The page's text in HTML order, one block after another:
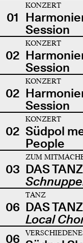
01
KONZERT
Session
02
KONZERT
Session
02
KONZERT
Session
02
KONZERT
Südpol
People
03
ZUM
DAS
06
TANZ
DAS
Local
06